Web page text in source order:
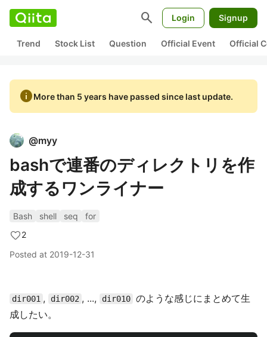
search Login Signup
Trend Stock List Question Official Event Official
infoMore than 5 years have passed since last update.
@myy
bashで連番のディレクトリを作
成するワンライナー
Bash shell seq
for
2
Posted at 2019-12-31
dir001 , dir002 , ..., dir010 のような感じにまとめて生
成したい。